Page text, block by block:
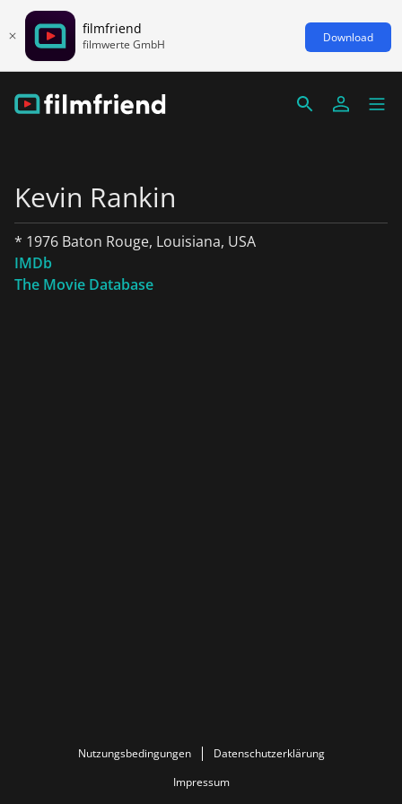
filmfriend
filmwerte GmbH Download
Kevin Rankin
* 1976 Baton Rouge, Louisiana, USA
IMDb
The Movie Database
Nutzungsbedingungen
Datenschutzerklärung
Impressum